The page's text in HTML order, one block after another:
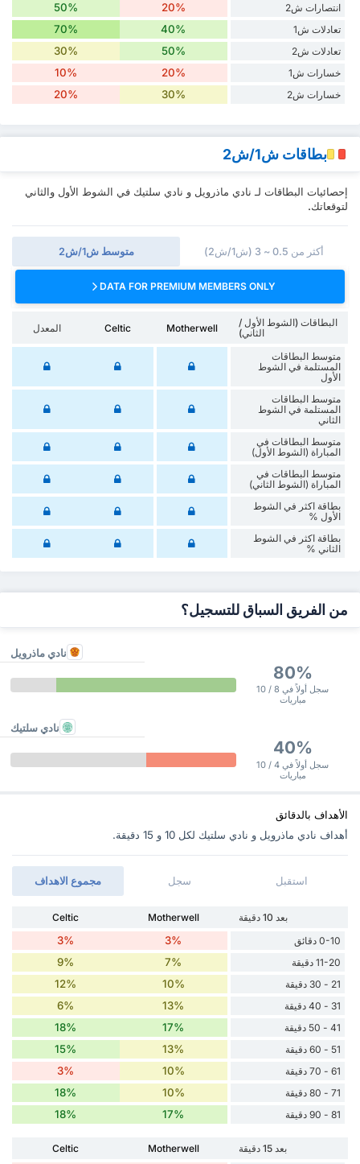
انتصارات ش2 20%
50%
تعادلات ش1 40%
70%
تعادلات ش2 50%
30%
خسارات ش1 20%
10%
خسارات ش2 30%
20%
بطاقات ش1/ش2
إحصائيات البطاقات لـ نادي ماذرويل و نادي سلتيك في الشوط الأول والثاني
لتوقعاتك.
متوسط ش1/ش2 أكثر من 0.5 ~ 3 (ش1/ش2)
DATA FOR PREMIUM MEMBERS ONLY
البطاقات (الشوط الأول /
الثاني)
Motherwell
Celtic المعدل
متوسط البطاقات
المستلمة في الشوط
الأول
متوسط البطاقات
المستلمة في الشوط
الثاني
متوسط البطاقات في
المباراة (الشوط الأول)
متوسط البطاقات في
المباراة (الشوط الثاني)
‏بطاقة اكثر في الشوط
الأول %
‏بطاقة اكثر في الشوط
‏الثاني %
من الفريق السباق للتسجيل؟
نادي ماذرويل
80%
سجل أولاً في 8 / 10
مباريات
نادي سلتيك
40%
سجل أولاً في 4 / 10
مباريات
الأهداف بالدقائق
أهداف نادي ماذرويل و نادي سلتيك ‏لكل 10 و 15 دقيقة.
مجموع الاهداف سجل استقبل
بعد 10 دقيقة Motherwell
Celtic
0-10 دقائق
3%
3%
11-20 دقيقة 7%
9%
21 - 30 دقيقة 10%
12%
31 - 40 دقيقة 13%
6%
41 - 50 دقيقة 17%
18%
51 - 60 دقيقة 13%
15%
61 - 70 دقيقة 10%
3%
71 - 80 دقيقة 10%
18%
81 - 90 دقيقة 17%
18%
بعد 15 دقيقة Motherwell
Celtic